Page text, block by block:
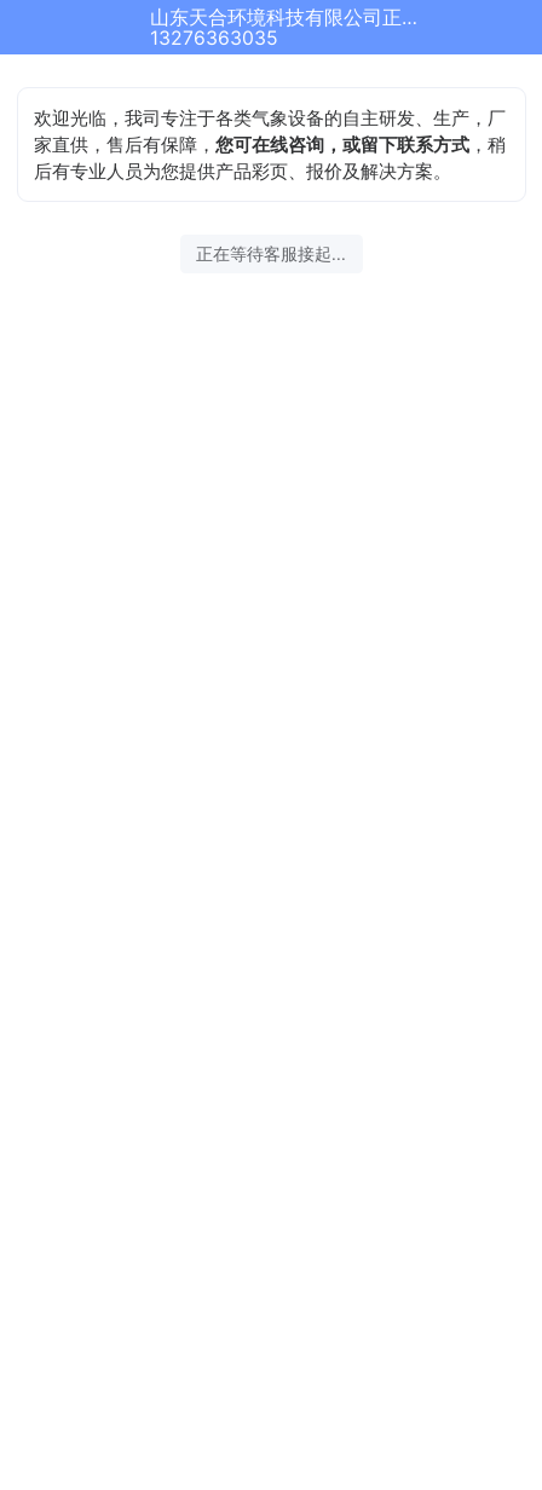
山东天合环境科技有限公司正在为您服务
13276363035
欢迎光临，我司专注于各类气象设备的自主研发、生产，厂
家直供，售后有保障，您可在线咨询，或留下联系方式 ，稍
后有专业人员为您提供产品彩页、报价及解决方案。
正在等待客服接起...